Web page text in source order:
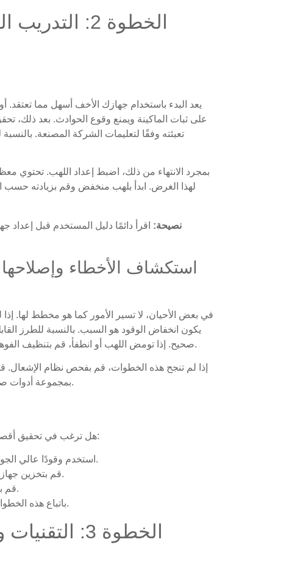
يعد البدء باستخدام جهازك الأخف أسهل مما
على ثبات الماكينة ويمنع وقوع الحوادث. بعد ذلك،
تعبئته وفقًا لتعليمات الشركة المصنعة.
بمجرد الانتهاء من ذلك، اضبط إعداد اللهب. تحتوي
لهذا الغرض. ابدأ بلهب منخفض وقم بزيادته حسب
نصيحة: اقرأ دائمًا دليل المستخدم قبل إعداد
استكشاف الأخطاء
في بعض الأحيان، لا تسير الأمور كما هو مخطط لها. إذا
يكون انخفاض الوقود هو السبب. بالنسبة للطرز
صحيح. إذا تومض اللهب أو انطفأ، قم بتنظيف الفوهة. قد يؤدي الغبار أو الحطام إلى منع تدفق الوقود.
إذا لم تنجح هذه الخطوات، قم بفحص نظام الإشعال. قد
بمجموعة أدوات صغيرة في متناول يديك لإجراء الإصلاحات السريعة.
هل ترغب في تحقيق أقصى استفادة من جهازك الأخف؟ وهنا بعض النصائح:
استخدم وقودًا عالي الجودة. يحترق بشكل أنظف ويدوم لفترة أطول.
قم بتخزين جهازك في مكان بارد وجاف لمنع تعرضه للتلف.
قم بتنظيفه بانتظام للحفاظ على عمله بسلاسة.
باتباع هذه الخطوات، ستوفر الوقت وتطيل عمر جهازك الأخف وزنًا.
الخطوة 3: